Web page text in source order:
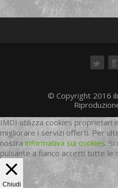
© Copyright 2016
IMDI utilizza cookies proprietari
migliorare i servizi offerti. Per
nostrainformativa sui cookies.
pulsante a fianco accetti tutte le
Chiudi